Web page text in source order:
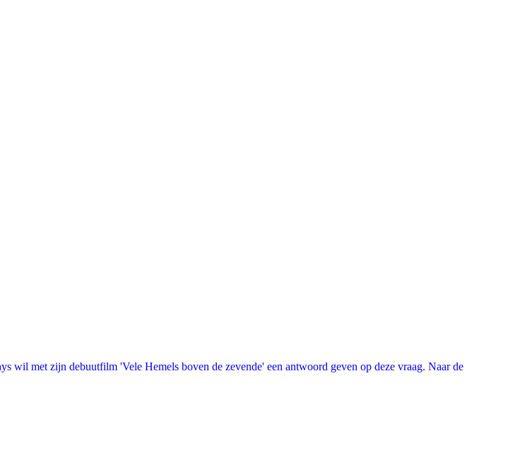
wil met zijn debuutfilm 'Vele Hemels boven de zevende' een antwoord geven op deze vraag. Naar de